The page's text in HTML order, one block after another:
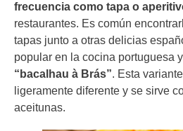
frecuencia como tapa o
restaurantes. Es común
tapas junto a otras delicias
popular en la cocina portuguesa
“bacalhau à Brás”. Esta
ligeramente diferente y se sirve
aceitunas.